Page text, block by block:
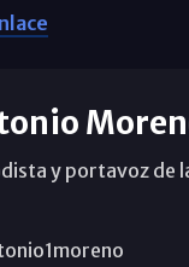
y portavoz de